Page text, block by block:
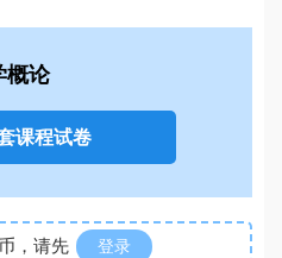
概论
课程试卷
，请先 登录